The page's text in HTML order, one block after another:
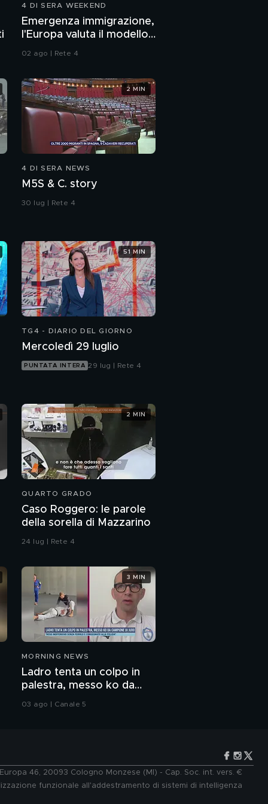
Delitto Garlasco, chi
sono le gemelle cugine
di Chiara Poggi?
amici di Sempio
Garlasco, Mattia amico
di Sempio sul giorno
del delitto
Delitto Garlasco, parla
nuove indagini sono più
avanti di quanto
immaginiamo" - Parla
l'Avvocato di Alberto
Stasi
4 DI SERA WEEKEND
Emergenza immigrazione,
l'Europa valuta il modello
02 ago | Rete 4
4 DI SERA NEWS
M5S & C. story
30 lug | Rete 4
2 MIN
TG4 - DIARIO DEL GIORNO
Mercoledì 29 luglio
PUNTATA INTERA 29 lug | Rete 4
51 MIN
QUARTO GRADO
Caso Roggero: le parole
della sorella di Mazzarino
24 lug | Rete 4
2 MIN
MORNING NEWS
Ladro tenta un colpo in
palestra, messo ko da
campione di judo
03 ago | Canale 5
3 MIN
46, 20093 Cologno Monzese (MI) - Cap. Soc. int. vers. €
funzionale all'addestramento di sistemi di intelligenza